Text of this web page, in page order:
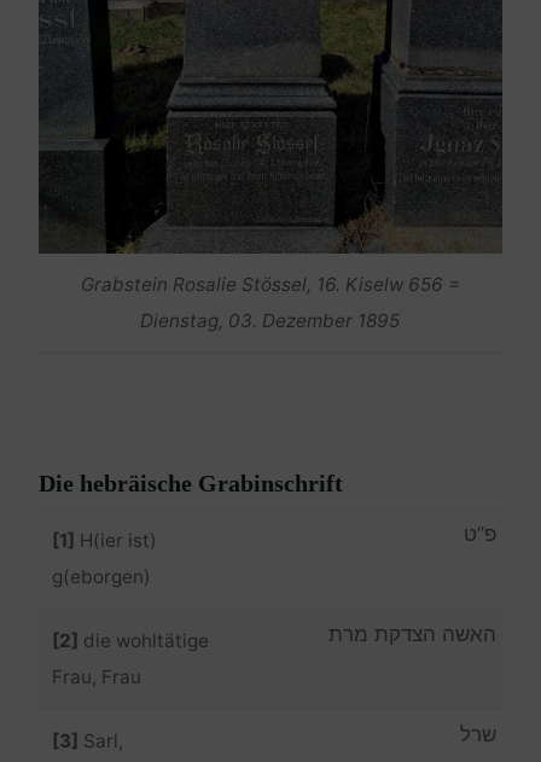
Grabstein Rosalie Stössel, 16. Kiselw 656 =
Dienstag, 03. Dezember 1895
Die hebräische Grabinschrift
[1] H(ier ist)
g(eborgen)
פ”ט
[2] die wohltätige
Frau, Frau
האשה הצדקת מרת
[3] Sarl, שרל